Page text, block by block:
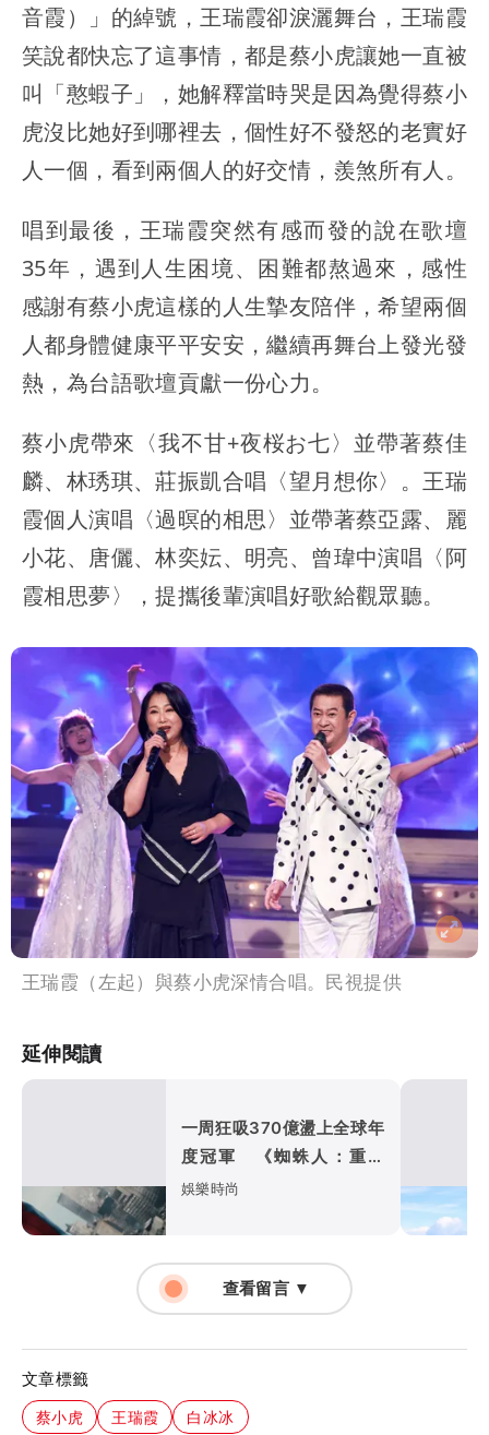
音霞）」的綽號，王瑞霞卻淚灑舞台，王瑞霞
笑說都快忘了這事情，都是蔡小虎讓她一直被
叫「憨蝦子」，她解釋當時哭是因為覺得蔡小
虎沒比她好到哪裡去，個性好不發怒的老實好
人一個，看到兩個人的好交情，羨煞所有人。
唱到最後，王瑞霞突然有感而發的說在歌壇
35年，遇到人生困境、困難都熬過來，感性
感謝有蔡小虎這樣的人生摯友陪伴，希望兩個
人都身體健康平平安安，繼續再舞台上發光發
熱，為台語歌壇貢獻一份心力。
蔡小虎帶來〈我不甘+夜桜お七〉並帶著蔡佳
麟、林琇琪、莊振凱合唱〈望月想你〉。王瑞
霞個人演唱〈過暝的相思〉並帶著蔡亞露、麗
小花、唐儷、林奕妘、明亮、曾瑋中演唱〈阿
霞相思夢〉，提攜後輩演唱好歌給觀眾聽。
王瑞霞（左起）與蔡小虎深情合唱。民視提供
延伸閱讀
一周狂吸370億盪上全球年
度冠軍 《蜘蛛人：重生
日》如何打敗超級英雄疲
娛樂時尚
查看留言 ▼
文章標籤
蔡小虎 王瑞霞 白冰冰